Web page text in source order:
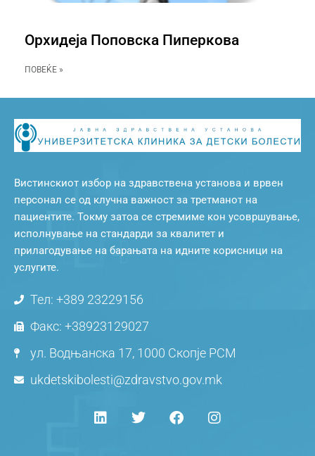
Орхидеја Поповска Пиперкова
ПОВЕЌЕ »
Вистинскиот избор на здравствена установа и врвен
персонал се од клучна важност за третманот на
пациентите. Токму затоа се стремиме кон усовршување,
исполнување на стандарди за квалитет и
прилагодување на барањата на идните корисници на
услугите.
Тел: +389 23229156
Факс: +38923129027
ул. Водњанска 17, 1000 Скопје РСМ
ukdetskibolesti@zdravstvo.gov.mk